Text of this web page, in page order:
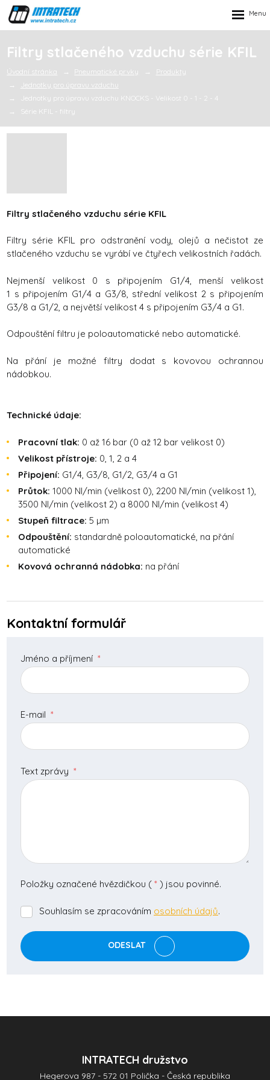
Filtry stlačeného vzduchu série KFIL
Úvodní stránka Pneumatické prvky
Produkty
Jednotky pro úpravu vzduchu
Jednotky pro úpravu vzduchu KNOCKS - Velikost 0 - 1 - 2 - 4
Série KFIL - filtry
Filtry stlačeného vzduchu série KFIL
Filtry série KFIL pro odstranění vody, olejů a nečistot ze
stlačeného vzduchu se vyrábí ve čtyřech velikostních řadách.
Nejmenší velikost 0 s připojením G1/4, menší velikost
1 s připojením G1/4 a G3/8, střední velikost 2 s připojením
G3/8 a G1/2, a největší velikost 4 s připojením G3/4 a G1.
Odpouštění filtru je poloautomatické nebo automatické.
Na přání je možné filtry dodat s kovovou ochrannou
nádobkou.
Technické údaje:
Pracovní tlak: 0 až 16 bar (0 až 12 bar velikost 0)
Velikost přístroje: 0, 1, 2 a 4
Připojení: G1/4, G3/8, G1/2, G3/4 a G1
Průtok: 1000 Nl/min (velikost 0), 2200 Nl/min (velikost 1),
3500 Nl/min (velikost 2) a 8000 Nl/min (velikost 4)
Stupeň filtrace: 5 µm
Odpouštění: standardně poloautomatické, na přání
automatické
Kovová ochranná nádobka: na přání
Kontaktní formulář
Jméno a příjmení *
E-mail *
Text zprávy *
Položky označené hvězdičkou ( * ) jsou povinné.
Souhlasím
zpracováním
osobních
údajů.
Souhlasím se zpracováním osobních údajů.
ODESLAT
odeslat.
INTRATECH družstvo
Hegerova 987 - 572 01 Polička - Česká republika